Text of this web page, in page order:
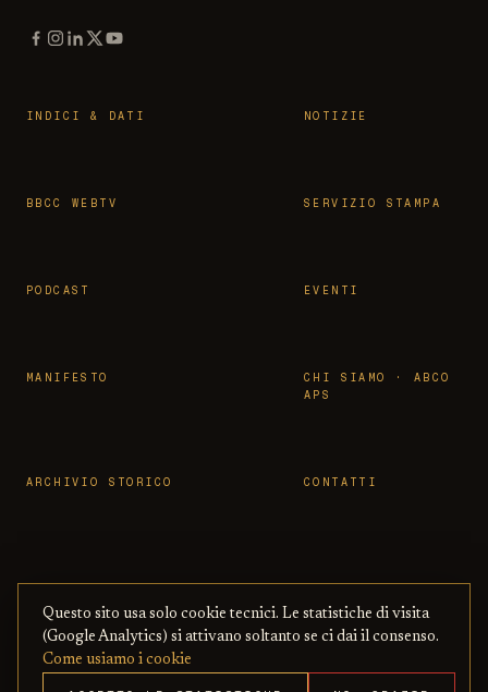
INDICI & DATI NOTIZIE
BBCC WEBTV SERVIZIO STAMPA
PODCAST EVENTI
MANIFESTO
CHI SIAMO · ABCO
APS
ARCHIVIO STORICO CONTATTI
© 2026 OSSERVATORIO BBCC ·
ASSOCIAZIONE ABCO APS— CON BENI
CULTURALI ONLINE
PRIVACY
·COOKIE·
Questo sito usa solo cookie tecnici. Le statistiche di visita
(Google Analytics) si attivano soltanto se ci dai il consenso.
Come usiamo i cookie